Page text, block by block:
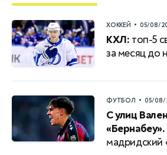
ХОККЕЙ • 05/08/
КХЛ: топ-5
за месяц до
ФУТБОЛ • 05/08/
С улиц
«Бернабеу».
мадридский